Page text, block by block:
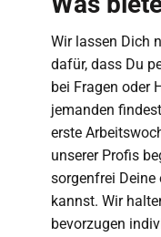
Wir lassen Dich
dafür, dass Du
bei Fragen oder
jemanden
erste
unserer Profis
sorgenfrei Deine
kannst. Wir
bevorzugen